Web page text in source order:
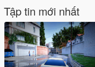
Tập tin mới nhất